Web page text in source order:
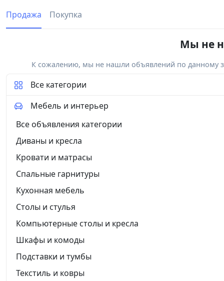
Продажа Покупка
Мы не
К сожалению, мы не нашли объявлений по данному
Все категории
Мебель и интерьер
Все объявления категории
Диваны и кресла
Кровати и матрасы
Спальные гарнитуры
Кухонная мебель
Столы и стулья
Компьютерные столы и кресла
Шкафы и комоды
Подставки и тумбы
Текстиль и ковры